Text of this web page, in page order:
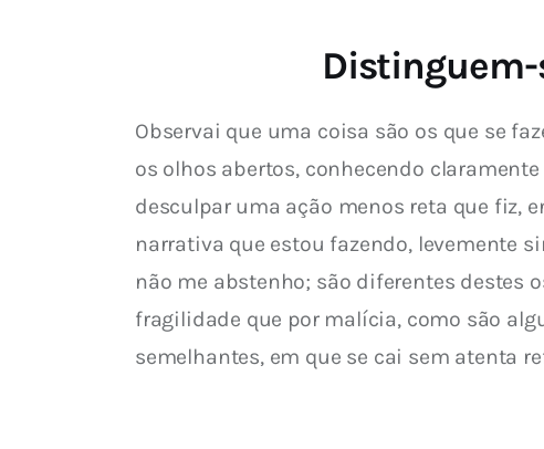
Distinguem-
Observai que uma coisa são os que se
os olhos abertos, conhecendo
desculpar uma ação menos reta que fiz,
narrativa que estou fazendo, levemente
não me abstenho; são diferentes destes
fragilidade que por malícia, como são
semelhantes, em que se cai sem atenta